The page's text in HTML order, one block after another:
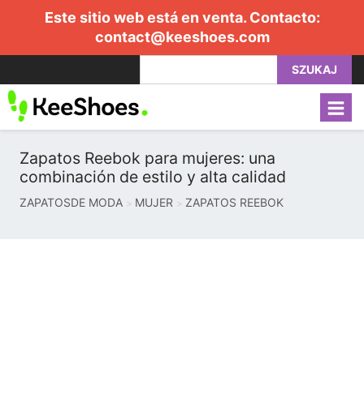
Este sitio web está en venta. Contacto:
contact@keeshoes.com
SZUKAJ
Zapatos Reebok para mujeres: una
combinación de estilo y alta calidad
ZAPATOSDE MODA MUJER ZAPATOS REEBOK